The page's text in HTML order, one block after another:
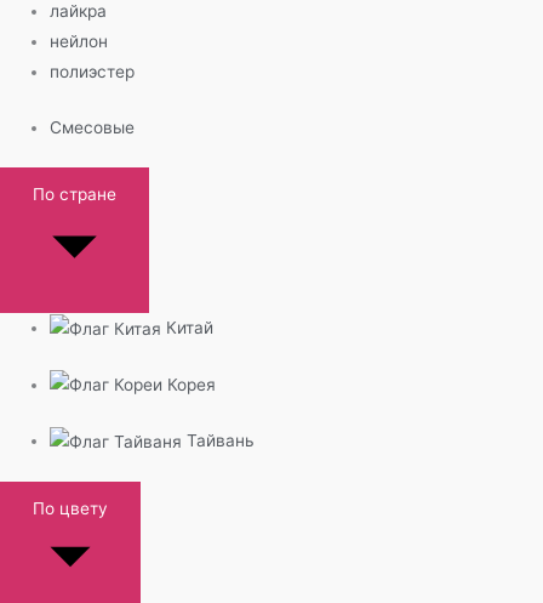
лайкра
нейлон
полиэстер
Смесовые
По стране
Китай
Корея
Тайвань
По цвету